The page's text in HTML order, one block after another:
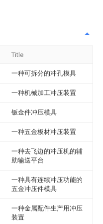
Title
一种可拆分的冲孔模具
一种机械加工冲压装置
钣金件冲压模具
一种五金板材冲压装置
一种去飞边的冲压机的辅
助输送平台
一种具有连续冲压功能的
五金冲压件模具
一种金属配件生产用冲压
装置